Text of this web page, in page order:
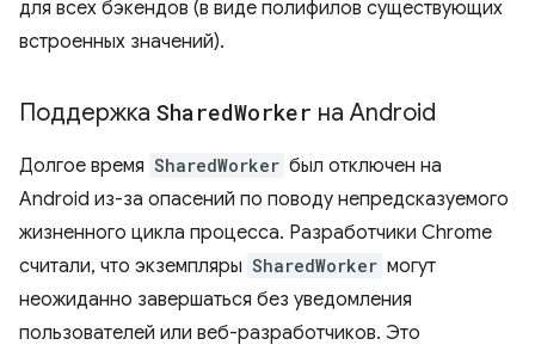
для всех бэкендов (в виде полифилов существующих
встроенных значений).
Поддержка SharedWorker на Android
Долгое время SharedWorker был отключен на
Android из-за опасений по поводу непредсказуемого
жизненного цикла процесса. Разработчики Chrome
считали, что экземпляры SharedWorker могут
неожиданно завершаться без уведомления
пользователей или веб-разработчиков. Это